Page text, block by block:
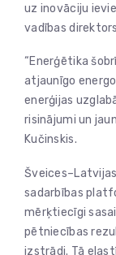
uz inovāciju
vadības
“Enerģētika
atjaunīgo
enerģijas
risinājumi un
Kučinskis.
sadarbības
mērķtiecīgi
pētniecības
izstrādi. Tā